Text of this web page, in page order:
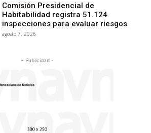
Comisión Presidencial de
Habitabilidad registra 51.124
inspecciones para evaluar riesgos
agosto 7, 2026
- Publicidad -